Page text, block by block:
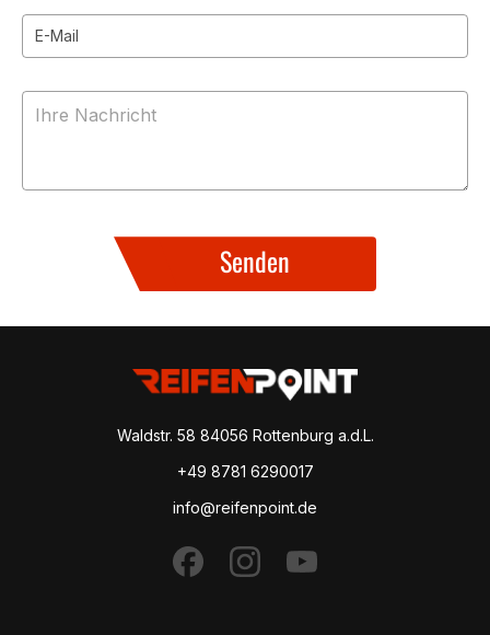
E-Mail
Senden
Waldstr. 58 84056 Rottenburg a.d.L.
+49 8781 6290017
info@reifenpoint.de